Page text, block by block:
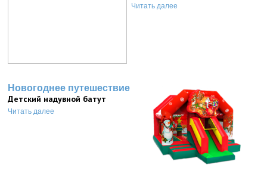
Читать далее
Новогоднее путешествие
Детский надувной батут
Читать далее